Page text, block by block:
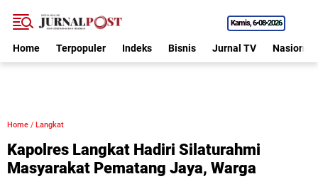
Kamis 6•08•2026
Home Terpopuler Indeks Bisnis Jurnal TV Nasional
Home / Langkat
Kapolres Langkat Hadiri Silaturahmi
Masyarakat Pematang Jaya, Warga